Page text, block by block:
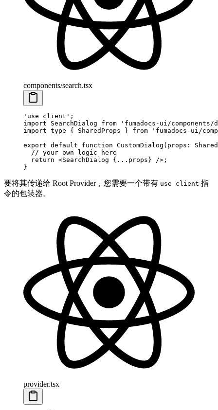
components/search.tsx
'use client' ;
import SearchDialog from 'fumadocs-ui/
import type { SharedProps } from 'fumadocs-ui/
export default function CustomDialog ( props :
  // your own logic here
  return
<SearchDialog { ... props} />;
}
要将其传递给 Root Provider，您需要一个带有 use client 指
令的包装器。
provider.tsx